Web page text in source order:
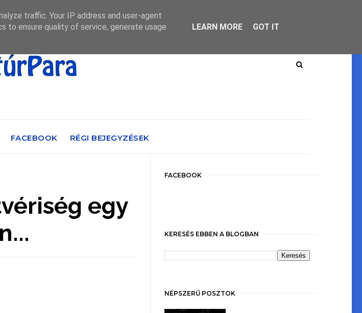
FACEBOOK RÉGI BEJEGYZÉSEK
egy
FACEBOOK
KERESÉS EBBEN A BLOGBAN
NÉPSZERŰ POSZTOK
traffic. Your IP address and user-agent
to ensure quality of service, generate usage
LEARN MORE GOT IT